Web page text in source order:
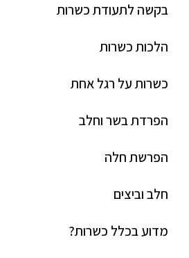
בקשה לתעודת כשרות
הלכות כשרות
כשרות על רגל אחת
הפרדת בשר וחלב
הפרשת חלה
חלב וביצים
מדוע בכלל כשרות?